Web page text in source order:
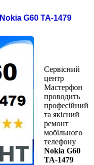
G60 TA-1479
Сервісний
центр
Мастерфон
проводить
професійний
та якісний
ремонт
мобільного
телефону
Nokia G60
TA-1479